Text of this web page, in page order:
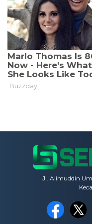
Jl. Alimuddin